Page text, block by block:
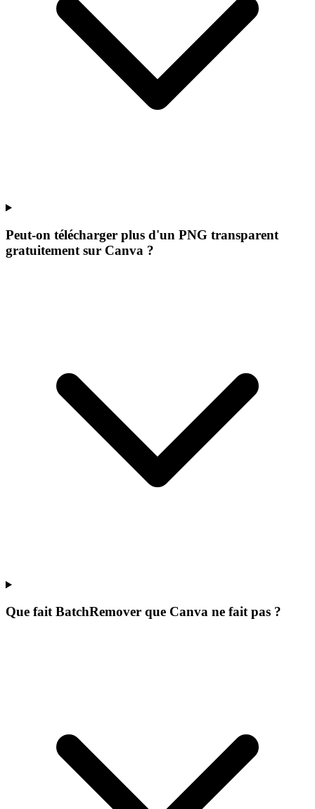
Peut-on télécharger plus d'un PNG transparent
gratuitement sur Canva ?
Que fait BatchRemover que Canva ne fait pas ?